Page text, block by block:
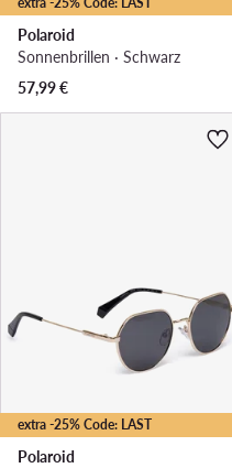
Polaroid
Sonnenbrillen · Schwarz
57,99€
extra -25% Code: LAST
Polaroid